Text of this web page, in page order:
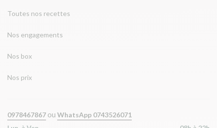
Toutes nos recettes
Nos engagements
Nos box
Nos prix
0978467867 ou WhatsApp 0743526071